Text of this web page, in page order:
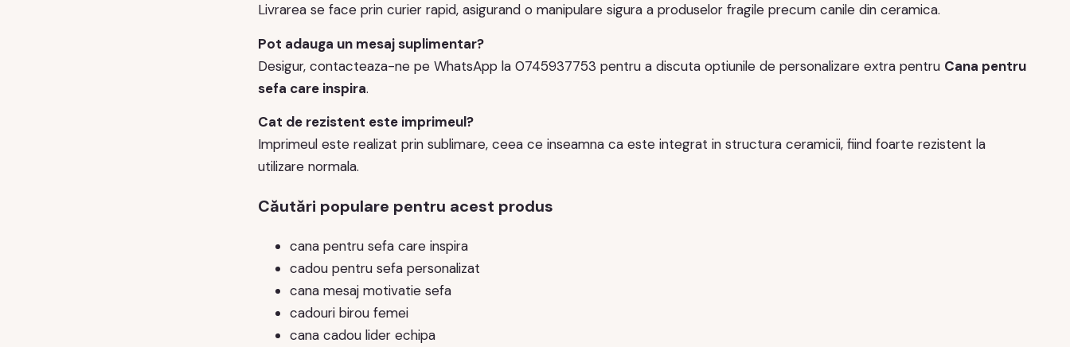
Livrarea se face prin curier rapid, asigurand o manipulare sigura a produselor fragile precum canile din ceramica.
Pot adauga un mesaj suplimentar?
Desigur, contacteaza-ne pe WhatsApp la 0745937753 pentru a discuta optiunile de personalizare extra pentru Cana pentru
sefa care inspira.
Cat de rezistent este imprimeul?
Imprimeul este realizat prin sublimare, ceea ce inseamna ca este integrat in structura ceramicii, fiind foarte rezistent la
utilizare normala.
Căutări populare pentru acest produs
cana pentru sefa care inspira
cadou pentru sefa personalizat
cana mesaj motivatie sefa
cadouri birou femei
cana cadou lider echipa